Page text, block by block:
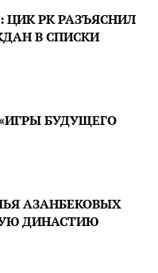
РК РАЗЪЯСНИЛ
В СПИСКИ
БУДУЩЕГО
АЗАНБЕКОВЫХ
ДИНАСТИЮ